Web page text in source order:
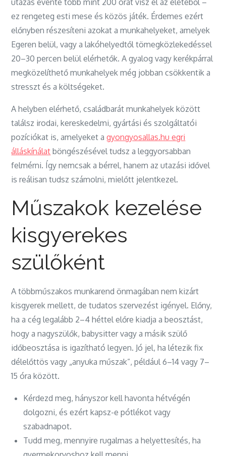
utazás évente több mint 200 órát visz el az életéből –
ez rengeteg esti mese és közös játék. Érdemes ezért
előnyben részesíteni azokat a munkahelyeket, amelyek
Egeren belül, vagy a lakóhelyedtől tömegközlekedéssel
20–30 percen belül elérhetők. A gyalog vagy kerékpárral
megközelíthető munkahelyek még jobban csökkentik a
stresszt és a költségeket.
A helyben elérhető, családbarát munkahelyek között
találsz irodai, kereskedelmi, gyártási és szolgáltatói
pozíciókat is, amelyeket agyongyosallas.hu egri
álláskínálat böngészésével tudsz a leggyorsabban
felmérni. Így nemcsak a bérrel, hanem az utazási idővel
is reálisan tudsz számolni, mielőtt jelentkezel.
Műszakok kezelése
kisgyerekes
szülőként
A többműszakos munkarend önmagában nem kizárt
kisgyerek mellett, de tudatos szervezést igényel. Előny,
ha a cég legalább 2–4 héttel előre kiadja a beosztást,
hogy a nagyszülők, babysitter vagy a másik szülő
időbeosztása is igazítható legyen. Jó jel, ha létezik fix
délelőttös vagy „anyuka műszak”, például 6–14 vagy 7–
15 óra között.
Kérdezd meg, hányszor kell havonta hétvégén
dolgozni, és ezért kapsz-e pótlékot vagy
szabadnapot.
Tudd meg, mennyire rugalmas a helyettesítés, ha